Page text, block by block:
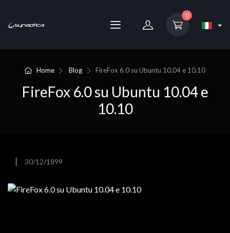
0
Home Blog FireFox 6.0 su Ubuntu 10.04 e 10.10
FireFox 6.0 su Ubuntu 10.04 e
10.10
30/12/1899